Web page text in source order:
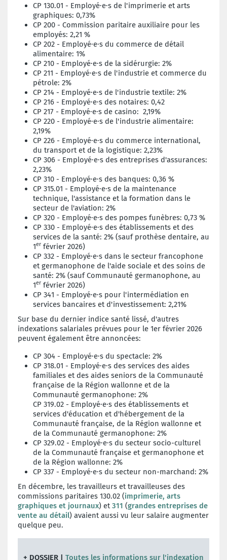
CP 130.01 - Employé·e·s de l'imprimerie et arts
graphiques: 0,73%
CP 200 - Commission paritaire auxiliaire pour les
employés: 2,21 %
CP 202 - Employé·e·s du commerce de détail
alimentaire: 1%
CP 210 - Employé·e·s de la sidérurgie: 2%
CP 211 - Employé·e·s de l'industrie et commerce du
pétrole: 2%
CP 214 - Employé·e·s de l'industrie textile: 2%
CP 216 - Employé·e·s des notaires: 0,42
CP 217 - Employé·e·s de casino: 2,19%
CP 220 - Employé·e·s de l'industrie alimentaire:
2,19%
CP 226 - Employé·e·s du commerce international,
du transport et de la logistique: 2,23%
CP 306 - Employé·e·s des entreprises d'assurances:
2,23%
CP 310 - Employé·e·s des banques: 0,36 %
CP 315.01 - Employé·e·s de la maintenance
technique, l'assistance et la formation dans le
secteur de l'aviation: 2%
CP 320 - Employé·e·s des pompes funèbres: 0,73 %
CP 330 - Employé·e·s des établissements et des
services de la santé: 2% (sauf prothèse dentaire, au
1er février 2026)
CP 332 - Employé·e·s dans le secteur francophone
et germanophone de l'aide sociale et des soins de
santé: 2% (sauf Communauté germanophone, au
1er février 2026)
CP 341 - Employé·e·s pour l'intermédiation en
services bancaires et d'investissement: 2,21%
Sur base du dernier indice santé lissé, d'autres
indexations salariales prévues pour le 1er février 2026
peuvent également être annoncées:
CP 304 - Employé·e·s du spectacle: 2%
CP 318.01 - Employé·e·s des services des aides
familiales et des aides seniors de la Communauté
française de la Région wallonne et de la
Communauté germanophone: 2%
CP 319.02 - Employé·e·s des établissements et
services d'éducation et d'hébergement de la
Communauté française, de la Région wallonne et
de la Communauté germanophone: 2%
CP 329.02 - Employé·e·s du secteur socio-culturel
de la Communauté française et germanophone et
de la Région wallonne: 2%
CP 337 - Employé·e·s du secteur non-marchand: 2%
En décembre, les travailleurs et travailleuses des
commissions paritaires 130.02 (imprimerie, arts
graphiques et journaux) et 311 (grandes entreprises de
vente au détail) avaient aussi vu leur salaire augmenter
quelque peu.
+ DOSSIER | Toutes les informations sur l'indexation